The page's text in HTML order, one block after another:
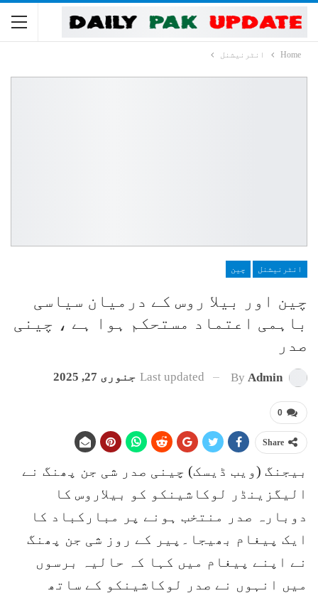
Home انٹرنیشنل
انٹرنیشنل چین
چین اور بیلا روس کے درمیان سیاسی
باہمی اعتماد مستحکم ہوا ہے ، چینی
صدر
By Admin
Last updated جنوری 27, 2025
0
Share
بیجنگ (ویب ڈیسک) چینی صدر شی جن پھنگ نے
الیگزینڈر لوکاشینکو کو بیلاروس کا
دوبارہ صدر منتخب ہونے پر مبارکباد کا
ایک پیغام بھیجا۔پیر کے روز شی جن پھنگ
نے اپنے پیغام میں کہا کہ حالیہ برسوں
میں انہوں نے صدر لوکاشینکو کے ساتھ